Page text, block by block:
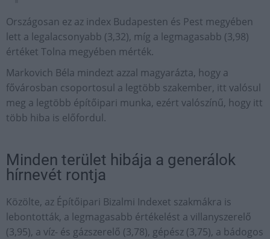
Országosan ez az index Budapesten és Pest megyében
lett a legalacsonyabb (3,32), míg a legmagasabb (3,98)
értéket Tolna megyében mérték.
Markovich Béla mindezt azzal magyarázta, hogy a
fővárosban csoportosul a legtöbb szakember, itt valósul
meg a legtöbb építőipari munka, ezért valószínű, hogy itt
több hiba is előfordul.
Minden terület hibája a generálok
hírnevét rontja
Közölte, az Építőipari Bizalmi Indexet szakmákra is
lebontották, a legmagasabb értékelést a villanyszerelő
(3,95), a víz- és gázszerelő (3,78), gépész (3,75), a bádogos